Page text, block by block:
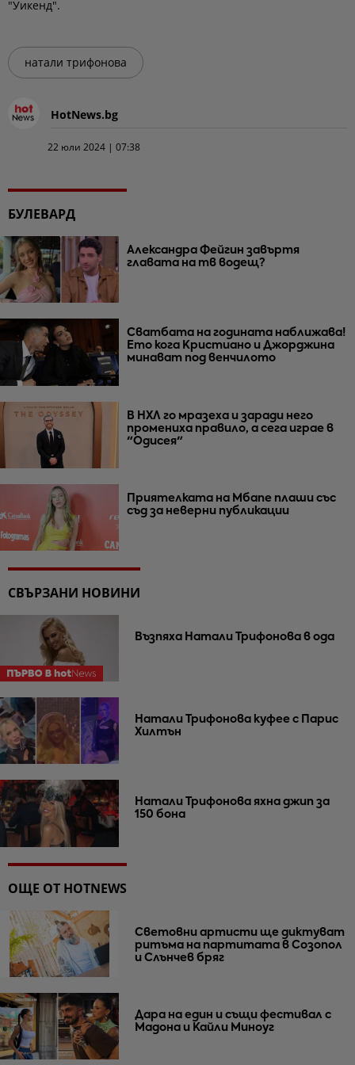
"Уикенд".
натали трифонова
HotNews.bg
22 юли 2024 | 07:38
БУЛЕВАРД
Александра Фейгин завъртя
главата на тв водещ?
Сватбата на годината наближава!
Ето кога Кристиано и Джорджина
минават под венчилото
В НХЛ го мразеха и заради него
промениха правило, а сега играе в
"Одисея"
Приятелката на Мбапе плаши със
съд за неверни публикации
СВЪРЗАНИ НОВИНИ
Възпяха Натали Трифонова в ода
Натали Трифонова куфее с Парис
Хилтън
Натали Трифонова яхна джип за
150 бона
ОЩЕ ОТ HOTNEWS
Световни артисти ще диктуват
ритъма на партитата в Созопол
и Слънчев бряг
Дара на един и същи фестивал с
Мадона и Кайли Миноуг